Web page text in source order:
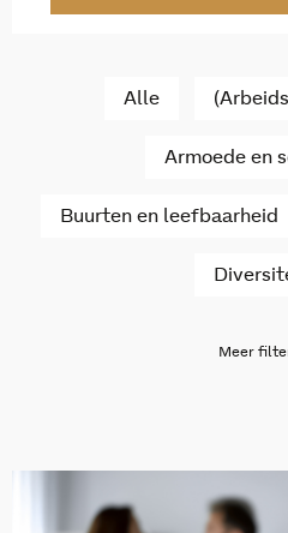
Alle
Armoede en
Buurten en leefbaarheid
Meer
Huiselijk geweld en